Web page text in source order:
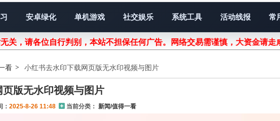
安卓绿化 单机游戏 社交娱乐 系统工具 活动线报 常
关，请各位自行判别，本站不担保任何广告。网络交易需谨慎，大资金请走
看 小红书去水印下载网页版无水印视频与图片
版无水印视频与图片
： 2025-8-26 11:48 当前分类： 新闻/值得一看